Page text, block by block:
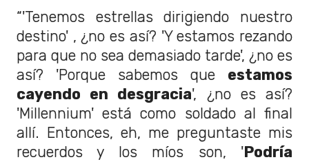
“'Tenemos estrellas dirigiendo nuestro
destino' , ¿no es así? 'Y estamos rezando
para que no sea demasiado tarde', ¿no es
así? 'Porque sabemos que estamos
cayendo en desgracia', ¿no es así?
'Millennium' está como soldado al final
allí. Entonces, eh, me preguntaste mis
recuerdos y los míos son, 'Podría